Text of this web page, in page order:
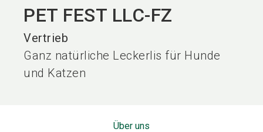
PET FEST LLC-FZ
Vertrieb
Ganz natürliche Leckerlis für Hunde
und Katzen
Über uns